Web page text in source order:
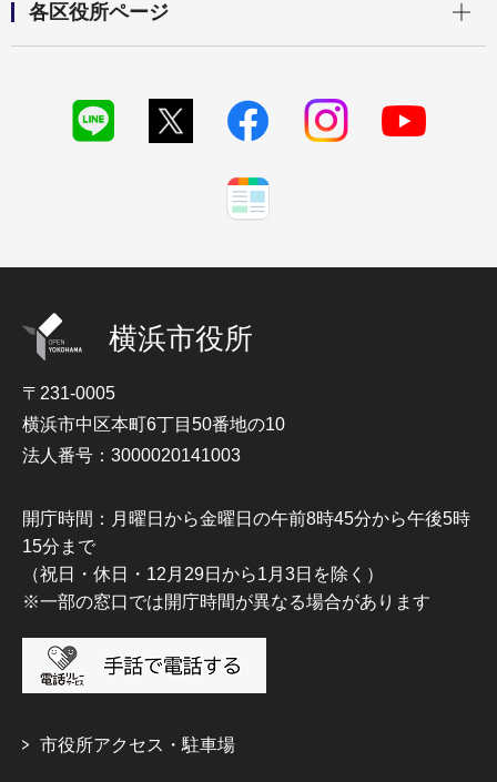
各区役所ページ
横浜市役所
〒231-0005
横浜市中区本町6丁目50番地の10
法人番号：3000020141003
開庁時間：月曜日から金曜日の午前8時45分から午後5時
15分まで
（祝日・休日・12月29日から1月3日を除く）
※一部の窓口では開庁時間が異なる場合があります
市役所アクセス・駐車場